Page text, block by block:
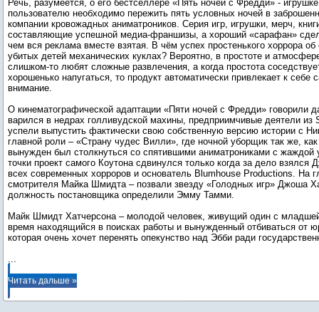
Речь, разумеется, о его бестселлере «Пять ночей с Фредди» -
пользователю необходимо пережить пять условных ночей в
компании кровожадных аниматроников. Серия игр, игрушки, мерч,
составляющие успешной медиа-франшизы, а хороший «сарафан»
чем вся реклама вместе взятая. В чём успех простенького хоррора
убитых детей механических куклах? Вероятно, в простоте и
слишком-то любят сложные развлечения, а когда простота
хорошенько напугаться, то продукт автоматически привлекает к себе
внимание.
О кинематографической адаптации «Пяти ночей с Фредди» говорили
варился в недрах голливудской махины, предприимчивые деятели из
успели выпустить фактически свою собственную версию истории с
главной роли – «Страну чудес Вилли», где ночной уборщик так же,
вынужден был столкнуться со спятившими аниматрониками с жаждой
точки проект самого Коутона сдвинулся только когда за дело взялся
всех современных хорроров и основатель Blumhouse Productions. На
смотрителя Майка Шмидта – позвали звезду «Голодных игр» Джоша
должность постановщика определили Эмму Тамми.
Майк Шмидт Хатчерсона – молодой человек, живущий один с
время находящийся в поисках работы и вынужденный отбиваться от
...
Читать дальше »